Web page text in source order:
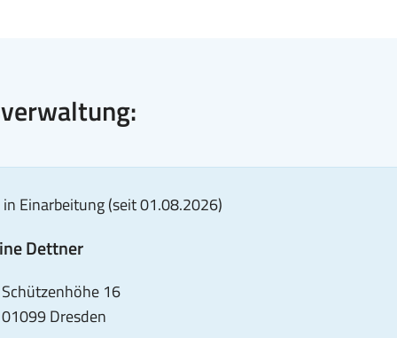
in Einarbeitung (seit 01.08.2026)
Dettner
Schützenhöhe 16,
01099 Dresden